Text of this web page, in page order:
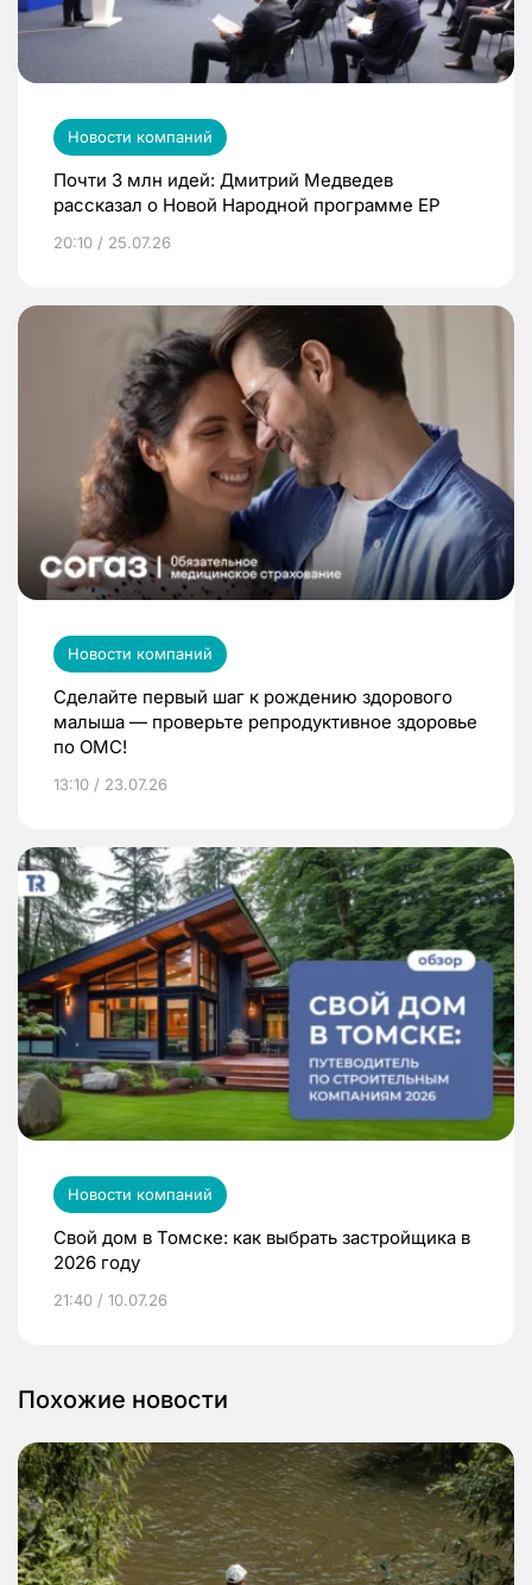
Новости компаний
Почти 3 млн идей: Дмитрий Медведев
рассказал о Новой Народной программе ЕР
20:10 / 25.07.26
Новости компаний
Сделайте первый шаг к рождению здорового
малыша — проверьте репродуктивное здоровье
по ОМС!
13:10 / 23.07.26
Новости компаний
Свой дом в Томске: как выбрать застройщика в
2026 году
21:40 / 10.07.26
Похожие новости